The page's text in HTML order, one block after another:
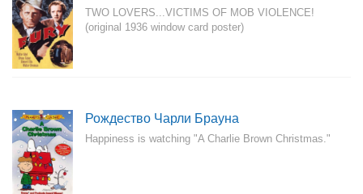
TWO LOVERS...VICTIMS OF MOB VIOLENCE!
(original 1936 window card poster)
Рождество Чарли Брауна
Happiness is watching "A Charlie Brown Christmas."